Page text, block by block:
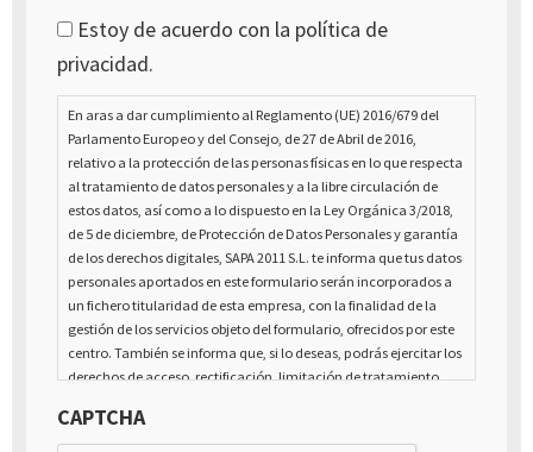
Estoy de acuerdo con la política de
privacidad.
En aras a dar cumplimiento al Reglamento (UE) 2016/679 del
Parlamento Europeo y del Consejo, de 27 de Abril de 2016,
relativo a la protección de las personas físicas en lo que respecta
al tratamiento de datos personales y a la libre circulación de
estos datos, así como a lo dispuesto en la Ley Orgánica 3/2018,
de 5 de diciembre, de Protección de Datos Personales y garantía
de los derechos digitales, SAPA 2011 S.L. te informa que tus datos
personales aportados en este formulario serán incorporados a
un fichero titularidad de esta empresa, con la finalidad de la
gestión de los servicios objeto del formulario, ofrecidos por este
centro. También se informa que, si lo deseas, podrás ejercitar los
derechos de acceso, rectificación, limitación de tratamiento,
de carácter personal, así como a la retirada del consentimiento
prestado para el tratamiento de los mismos, mediante escrito
CAPTCHA